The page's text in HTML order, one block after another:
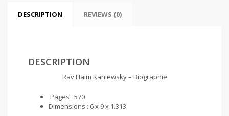
DESCRIPTION REVIEWS (0)
DESCRIPTION
Rav Haim Kaniewsky – Biographie
Pages : 570
Dimensions : 6 x 9 x 1.313